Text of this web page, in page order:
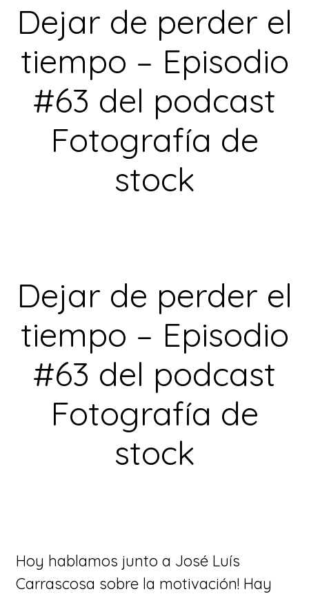
Dejar de perder el
tiempo – Episodio
#63 del podcast
Fotografía de
stock
Dejar de perder el
tiempo – Episodio
#63 del podcast
Fotografía de
stock
Hoy hablamos junto a José Luís
Carrascosa sobre la motivación! Hay